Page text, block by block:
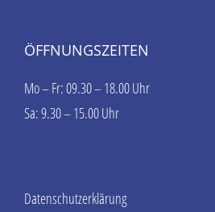
ÖFFNUNGSZEITEN
Mo – Fr: 09.30 – 18.00 Uhr
Sa: 9.30 – 15.00 Uhr
Datenschutzerklärung